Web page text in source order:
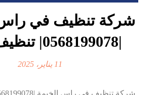
شركة تنظيف في راس
|0568199078| تنظيف فلل
11 يناير، 2025